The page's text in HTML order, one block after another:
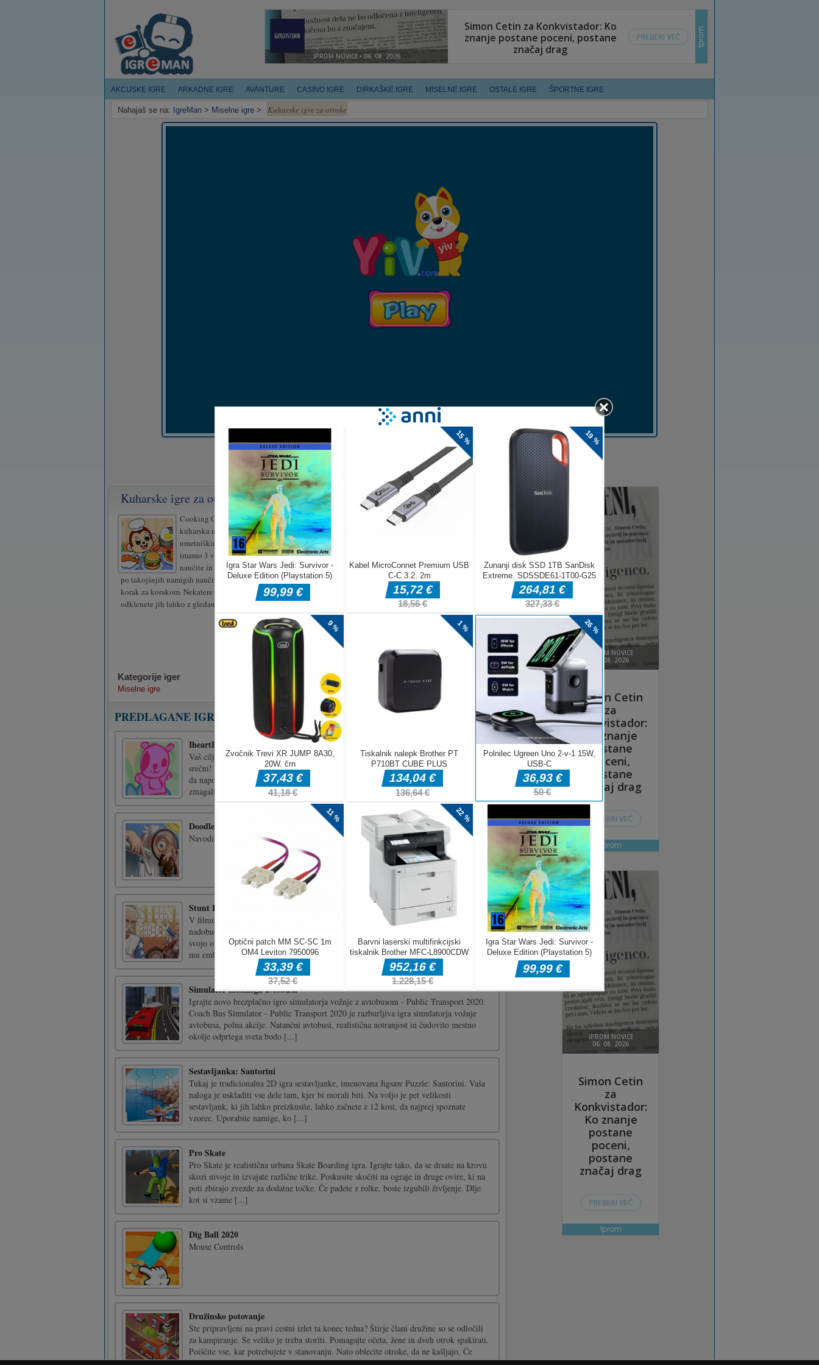
AKCIJSKE IGRE ARKADNE IGRE AVANTURE CASINO IGRE DIRKAŠKE IGRE MISELNE IGRE OSTALE IGRE ŠPORTNE IGRE
Nahajaš se na: IgreMan > Miselne igre > Kuharske igre za otroke
Kuharske igre za otroke
Cooking Games For Kids je izobraževalna
kuharska ugankarska igra z 2D
umetniškimi animacijami risanih iger. Zdaj
imamo 3 vrste obrokov, ki se jih lahko
naučite in kuhate. Imate priložnost, da se
po takojšnjih namigih naučite, kako narediti preprost obrok
korak za korakom. Nekatere možnosti so zaklenjene,
odklenete jih lahko z gledanjem oglasov.
Kategorije iger
Miselne igre
PREDLAGANE IGRE
IheartPanda
Vaš cilj je oskrbovati žalostne ljudi z ljubko roza pandami, da bodo postali ljubeči in
srečni! Zaženite svoje pande iz PandaCanon-a in razširite veselje!Kliknite in zadržite,
da napolnite PandaCanon.Sprostite, da začnete panda.Ko so vsi ljudje veseli, da ste
zmagali! Pritisnite [...]
Doodle God 2 Navodila
Navodila za "Doodle God 2".
Stunt Rider
V filmu Stunt Rider igrate upokojenega voznika kaskaderskega motocikla in novega
nadobudnega igralca, ki misli, da je boljši od vas, da je prišel izziv na vas !! Primite
svojo opremo in dokažite, da ste še vedno najboljši jahač kaskaderjev vseh časov. Pošlji
mu embalažo do mame! [...]
Simulator mestnega avtobusa
Igrajte novo brezplačno igro simulatorja vožnje z avtobusom - Public Transport 2020.
Coach Bus Simulator - Public Transport 2020 je razburljiva igra simulatorja vožnje
avtobusa, polna akcije. Natančni avtobusi, realistična notranjost in čudovito mestno
okolje odprtega sveta bodo [...]
Sestavljanka: Santorini
Tukaj je tradicionalna 2D igra sestavljanke, imenovana Jigsaw Puzzle: Santorini. Vaša
naloga je uskladiti vse dele tam, kjer bi morali biti. Na voljo je pet velikosti
sestavljank, ki jih lahko preizkusite, lahko začnete z 12 kosi, da najprej spoznate
vzorec. Uporabite namige, ko [...]
Pro Skate
Pro Skate je realistična urbana Skate Boarding igra. Igrajte tako, da se drsate na krovu
skozi nivoje in izvajate različne trike. Poskusite skočiti na ograje in druge ovire, ki na
poti zbirajo zvezde za dodatne točke. Če padete z rolke, boste izgubili življenje. Dlje
kot si vzame [...]
Dig Ball 2020
Mouse Controls
Družinsko potovanje
Ste pripravljeni na pravi cestni izlet ta konec tedna? Štirje člani družine so se odločili
za kampiranje. Še veliko je treba storiti. Pomagajte očeta, žene in dveh otrok spakirati.
Poiščite vse, kar potrebujete v stanovanju. Nato oblecite otroke, da ne kašljajo. Če